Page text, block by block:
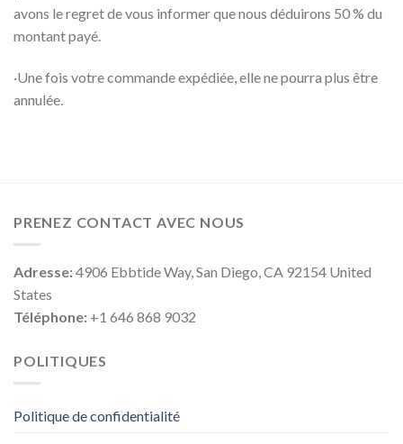
avons le regret de vous informer que nous déduirons 50 % du
montant payé.
·Une fois votre commande expédiée, elle ne pourra plus être
annulée.
PRENEZ CONTACT AVEC NOUS
Adresse:4906 Ebbtide Way, San Diego, CA 92154 United
States
Téléphone: +1 646 868 9032
POLITIQUES
Politique de confidentialité